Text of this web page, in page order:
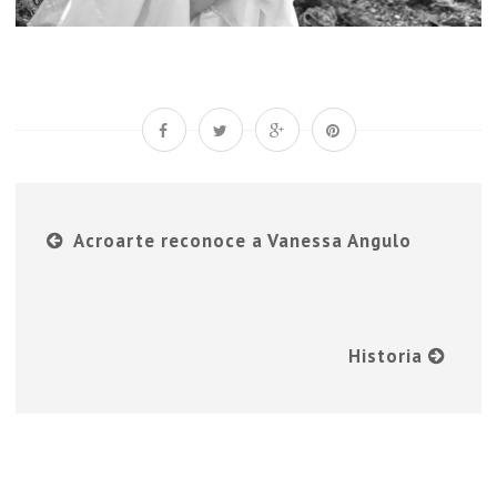
Acroarte reconoce a Vanessa Angulo
Historia